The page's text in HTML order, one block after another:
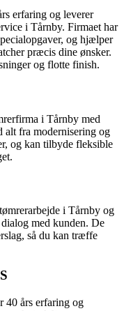
erfaring og leverer
i Tårnby. Firmaet har
og hjælper
præcis dine ønsker.
og flotte finish.
i Tårnby med
alt fra modernisering og
og kan tilbyde fleksible
i Tårnby og
med kunden. De
så du kan træffe
40 års erfaring og